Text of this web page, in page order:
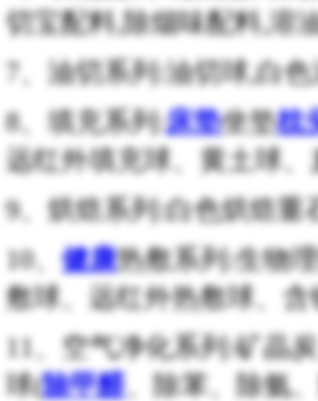
切宝配料,除烟味配料,溶
7、油切系列:油切球,白
8、填充系列:床垫坐垫枕
远红外填充球、黄土球
9、烘焙系列:白色烘焙重
10、健康热敷系列:生物
敷球、远红外热敷球、
11、空气净化系列:矿晶
球(除甲醛
、除苯、除氨